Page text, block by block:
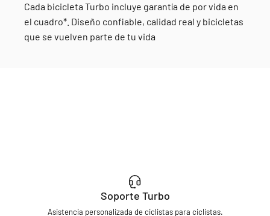
Cada bicicleta Turbo incluye garantía de por vida en
el cuadro*. Diseño confiable, calidad real y bicicletas
que se vuelven parte de tu vida
Soporte Turbo
Asistencia personalizada de ciclistas para ciclistas.